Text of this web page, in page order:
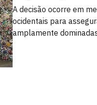
A decisão ocorre em
ocidentais para
amplamente